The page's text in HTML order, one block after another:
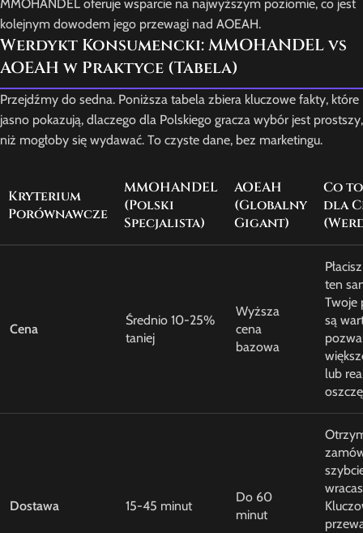
MMOHANDEL oferuje wsparcie na najwyższym poziomie, co jest
kolejnym dowodem jego przewagi nad AOEAH.
Werdykt Konsumencki: MMOHANDEL vs
AOEAH w Praktyce (Tabela)
Przejdźmy do sedna. Poniższa tabela zbiera kluczowe fakty, które
jasno pokazują, dlaczego dla Polskiego gracza wybór jest prostszy,
niż mogłoby się wydawać. To czyste dane, bez marketingu.
Kryterium
Porównawcze
MMOHANDEL
(Polski
Specjalista)
AOEAH
(Globalny
Gigant)
Co
dla
Cena
Średnio 10-25%
taniej
Wyższa
cena
bazowa
ten
Twoje
są
lub
Dostawa 15-45 minut
Do 60
minut